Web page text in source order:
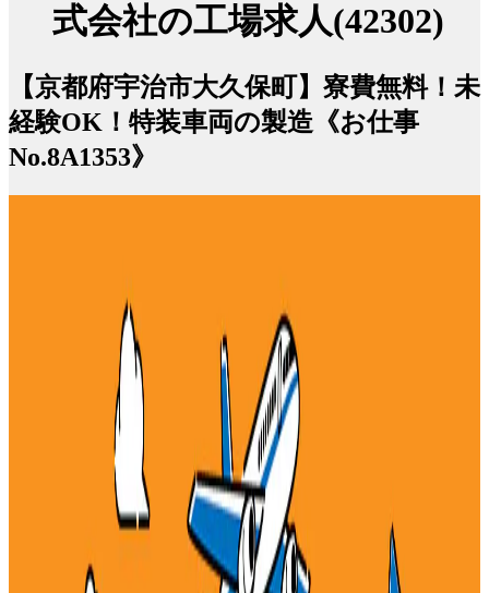
式会社の工場求人(42302)
【京都府宇治市大久保町】寮費無料！未
経験OK！特装車両の製造《お仕事
No.8A1353》